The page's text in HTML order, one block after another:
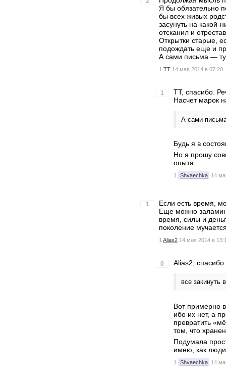
Я бы обязательно
бы всех живых
засунуть на какой-
отсканил и
Открытки старые,
подождать еще и
А сами письма —
1 TT 14 мая 2014 в 07:20
1
TT, спасибо.
Насчет марок
А сами
Будь я в
Но я прошу
опыта.
1 Shvaechka 14
1
Если есть время,
Еще можно
время, силы и
поколение
1 Alias2 14 мая 2014 в
0 Alias2,
все закинуть
Вот примерно
ибо их нет, а
превратить
том, что
Подумала
имею, как люди
1 Shvaechka 14